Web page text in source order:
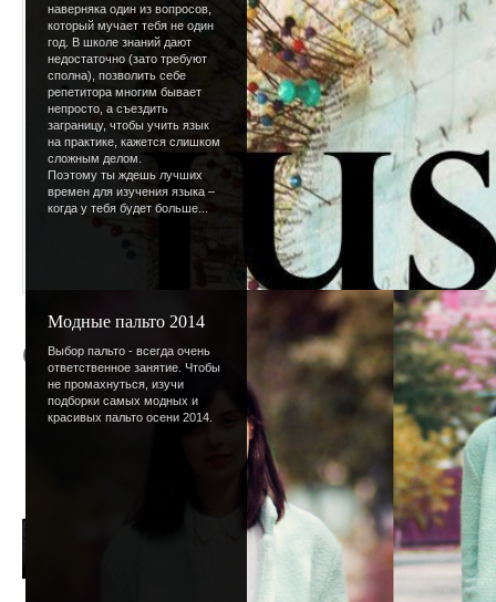
наверняка один из вопросов,
который мучает тебя не один
год. В школе знаний дают
недостаточно (зато требуют
сполна), позволить себе
репетитора многим бывает
непросто, а съездить
заграницу, чтобы учить язык
на практике, кажется слишком
сложным делом.
Поэтому ты ждешь лучших
времен для изучения языка –
когда у тебя будет больше...
Модные пальто 2014
Выбор пальто - всегда очень
ответственное занятие. Чтобы
не промахнуться, изучи
подборки самых модных и
красивых пальто осени 2014.
Сезон общения
Кажется, "сезон
осень. Сейчас
головой под
непогоды и уже
суеты.
горячего чая,
фильмов -